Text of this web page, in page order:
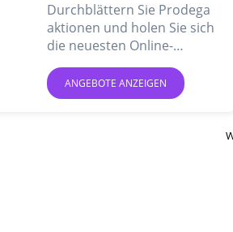
Durchblättern Sie Prodega
aktionen und holen Sie sich
die neuesten Online-
Angebote und Aktionen.
ANGEBOTE ANZEIGEN